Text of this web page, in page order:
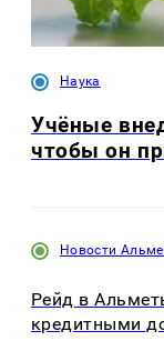
Наука
Учёные
чтобы он
Новости
Рейд в
кредитными